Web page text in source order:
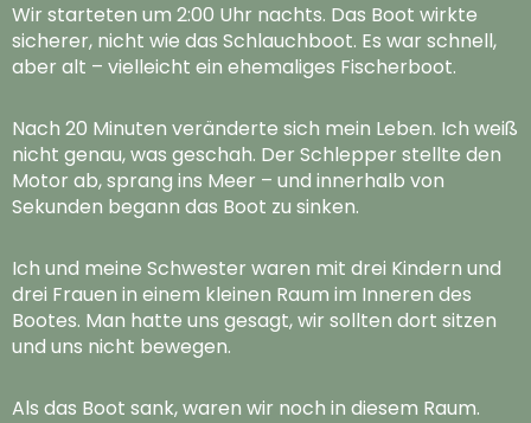
Wir starteten um 2:00 Uhr nachts. Das Boot wirkte
sicherer, nicht wie das Schlauchboot. Es war schnell,
aber alt – vielleicht ein ehemaliges Fischerboot.
Nach 20 Minuten veränderte sich mein Leben. Ich weiß
nicht genau, was geschah. Der Schlepper stellte den
Motor ab, sprang ins Meer – und innerhalb von
Sekunden begann das Boot zu sinken.
Ich und meine Schwester waren mit drei Kindern und
drei Frauen in einem kleinen Raum im Inneren des
Bootes. Man hatte uns gesagt, wir sollten dort sitzen
und uns nicht bewegen.
Als das Boot sank, waren wir noch in diesem Raum.